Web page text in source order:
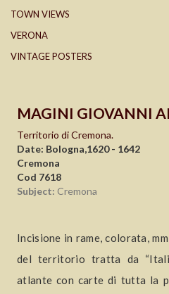
TOWN VIEWS
VERONA
VINTAGE POSTERS
MAGINI GIOVANNI
Territorio di Cremona.
Date: Bologna,1620 - 1642
Cremona
Cod 7618
Subject: Cremona
Incisione in rame, colorata,
del territorio tratta da
atlante con carte di tutta la